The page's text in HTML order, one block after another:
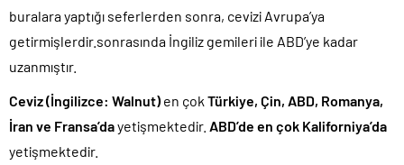
buralara yaptığı seferlerden sonra, cevizi Avrupa’ya
getirmişlerdir.sonrasında İngiliz gemileri ile ABD’ye kadar
uzanmıştır.
Ceviz (İngilizce: Walnut) en çok Türkiye, Çin, ABD, Romanya,
İran ve Fransa’dayetişmektedir. ABD’de en çok Kaliforniya’da
yetişmektedir.